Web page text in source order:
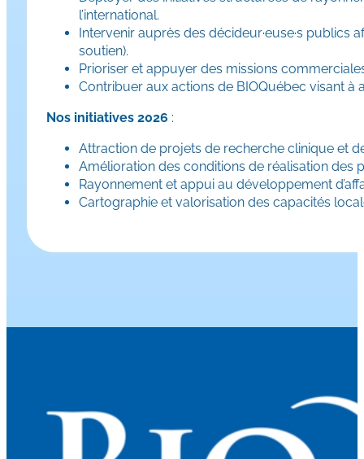
l’international.​​
Intervenir auprès des décideur·euse·s publics
soutien).
Prioriser et appuyer des missions
Contribuer aux actions de BIOQuébec visant à
Nos initiatives 2026 :
Attraction de projets de recherche clinique et
Amélioration des conditions de réalisation des
Rayonnement et appui au développement
Cartographie et valorisation des capacités